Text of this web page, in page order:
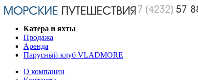
Катера и яхты
Продажа
Аренда
Парусный клуб VLADMORE
О компании